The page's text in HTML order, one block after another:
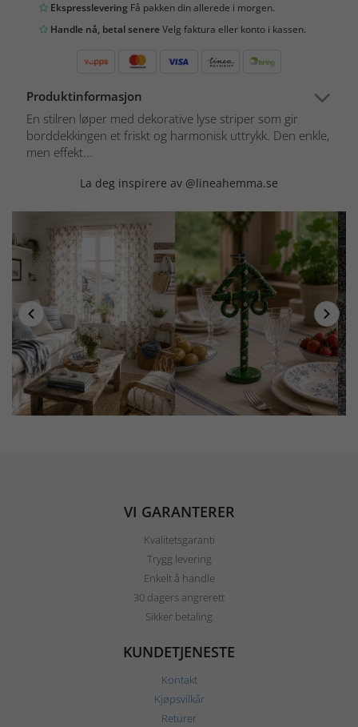
Ekspresslevering Få pakken din allerede i morgen.
Handle nå, betal senereVelg faktura eller konto i kassen.
Produktinformasjon
En stilren løper med dekorative lyse striper som gir
borddekkingen et friskt og harmonisk uttrykk. Den enkle,
men effekt...
La deg inspirere av @lineahemma.se
VI GARANTERER
Kvalitetsgaranti
Trygg levering
Enkelt å handle
30 dagers angrerett
Sikker betaling
KUNDETJENESTE
Kontakt
Kjøpsvilkår
Returer